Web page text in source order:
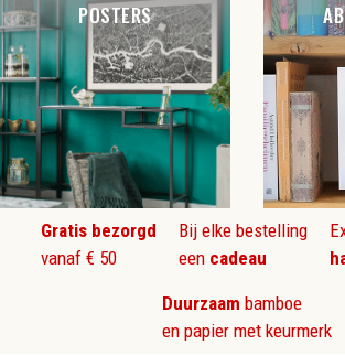
POSTERS
Gratis bezorgd
vanaf € 50
Bij elke bestelling
een cadeau
Duurzaam bamboe
en papier met keurmerk